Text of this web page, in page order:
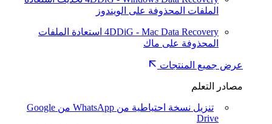
الملفات المحذوفة على الويندوز
4DDiG - Mac Data Recovery استعادة الملفات
المحذوفة على ماك
عرض جميع المنتجات
مصادر التعلم
تنزيل نسخة احتياطية من WhatsApp من Google
Drive